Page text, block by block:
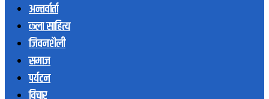
अन्तर्वार्ता
कला साहित्य
जिवनशैली
समाज
पर्यटन